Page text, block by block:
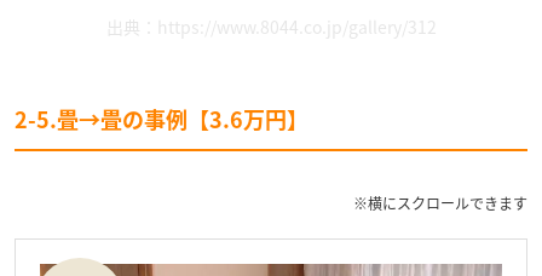
出典： https://www.8044.co.jp/gallery/312
2-5.畳→畳の事例【3.6万円】
※横にスクロールできます